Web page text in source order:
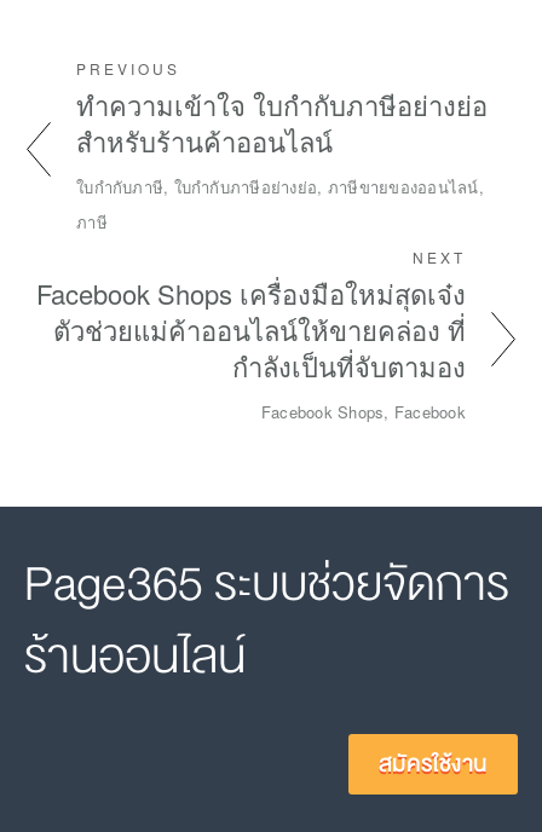
PREVIOUS
ทำความเข้าใจ ใบกำกับภาษีอย่างย่อ
สำหรับร้านค้าออนไลน์
ใบกำกับภาษี, ใบกำกับภาษีอย่างย่อ, ภาษีขายของออนไลน์,
ภาษี
NEXT
Facebook Shops เครื่องมือใหม่สุดเจ๋ง
ตัวช่วยแม่ค้าออนไลน์ให้ขายคล่อง ที่
กำลังเป็นที่จับตามอง
Facebook Shops, Facebook
Page365 ระบบช่วยจัดการ
ร้านออนไลน์
สมัครใช้งาน